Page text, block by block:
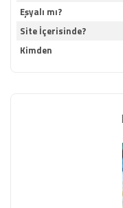
Eşyalı mı?
Site İçerisinde?
Kimden